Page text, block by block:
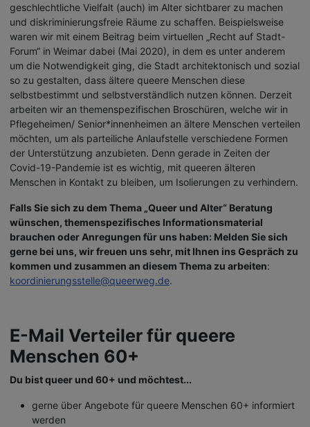
geschlechtliche Vielfalt (auch) im Alter sichtbarer zu machen
und diskriminierungsfreie Räume zu schaffen. Beispielsweise
waren wir mit einem Beitrag beim virtuellen „Recht auf Stadt-
Forum“ in Weimar dabei (Mai 2020), in dem es unter anderem
um die Notwendigkeit ging, die Stadt architektonisch und sozial
so zu gestalten, dass ältere queere Menschen diese
selbstbestimmt und selbstverständlich nutzen können. Derzeit
arbeiten wir an themenspezifischen Broschüren, welche wir in
Pflegeheimen/ Senior*innenheimen an ältere Menschen verteilen
möchten, um als parteiliche Anlaufstelle verschiedene Formen
der Unterstützung anzubieten. Denn gerade in Zeiten der
Covid-19-Pandemie ist es wichtig, mit queeren älteren
Menschen in Kontakt zu bleiben, um Isolierungen zu verhindern.
Falls Sie sich zu dem Thema „Queer und Alter“ Beratung
wünschen, themenspezifisches Informationsmaterial
brauchen oder Anregungen für uns haben: Melden Sie sich
gerne bei uns, wir freuen uns sehr, mit Ihnen ins Gespräch zu
kommen und zusammen an diesem Thema zu arbeiten:
koordinierungsstelle@queerweg.de.
E-Mail Verteiler für queere
Menschen 60+
Du bist queer und 60+ und möchtest...
gerne über Angebote für queere Menschen 60+ informiert
werden